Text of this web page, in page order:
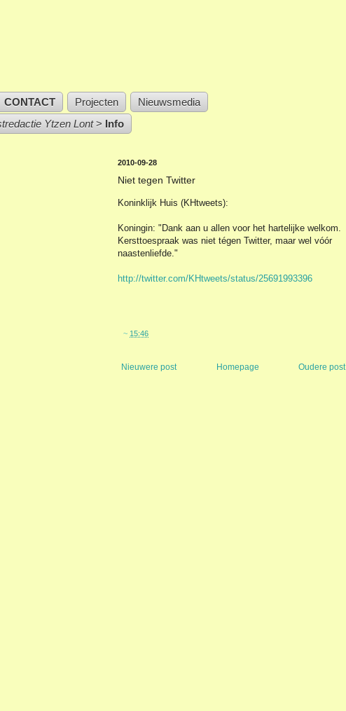
CONTACT Projecten
Nieuwsmedia
Ytzen Lont> Info
2010-09-28
Niet tegen Twitter
Koninklijk Huis (KHtweets):
Koningin: "Dank aan u allen voor het hartelijke welkom.
Kersttoespraak was niet tégen Twitter, maar wel vóór
naastenliefde."
http://twitter.com/KHtweets/status/25691993396
~ 15:46
Nieuwere post Oudere post
Homepage